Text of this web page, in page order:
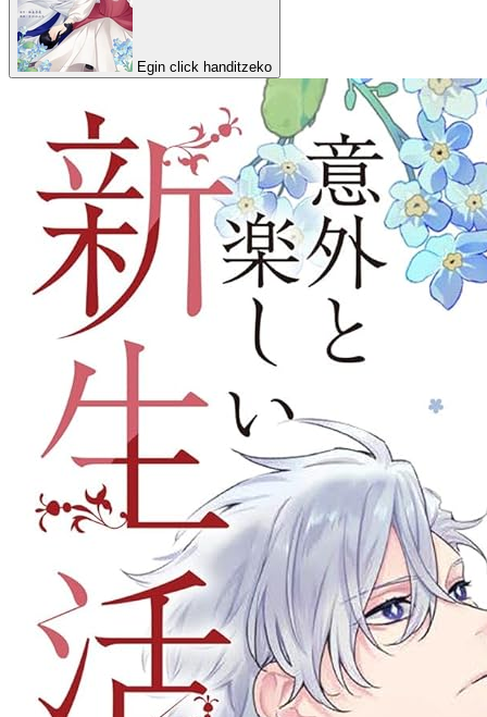
Egin click handitzeko